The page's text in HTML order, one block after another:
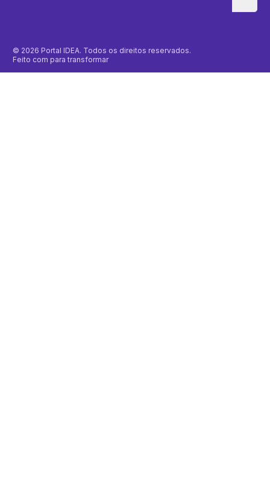
© 2026 Portal IDEA. Todos os direitos reservados.
Feito com para transformar